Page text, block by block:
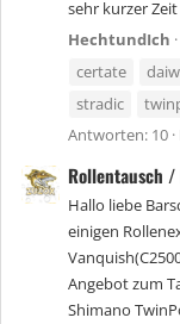
sehr kurzer
HechtundIch
certate
stradic
Antworten: 10
Rollentausch
Hallo liebe
einigen
Angebot zum
Shimano